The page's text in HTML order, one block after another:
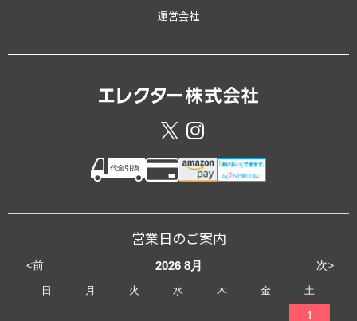
運営会社
営業日のご案内
<前 次>
2026 8月
日 月 火 水 木 金 土
1